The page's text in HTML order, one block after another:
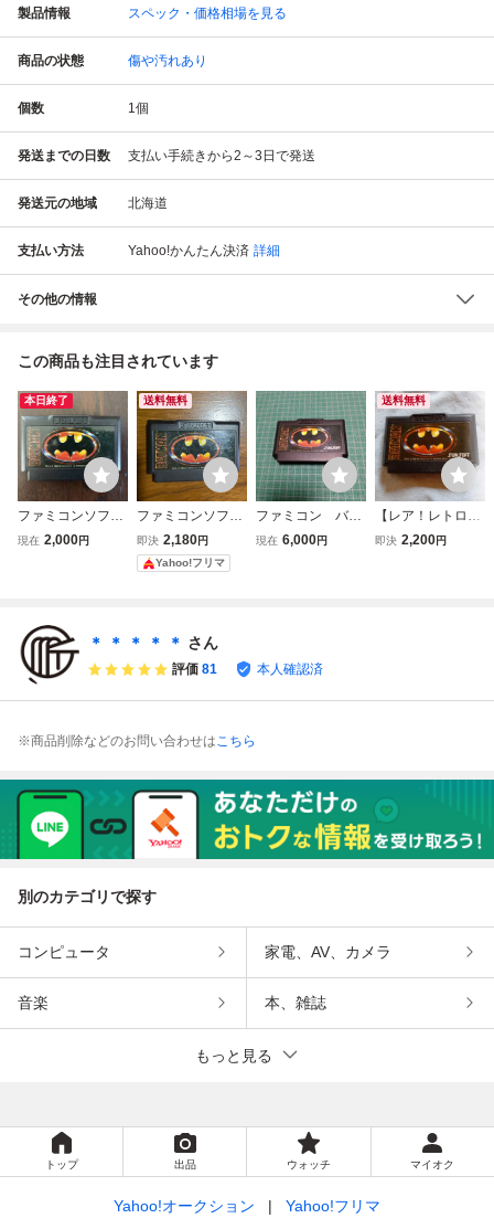
製品情報 スペック・価格相場を見る
商品の状態 傷や汚れあり
個数 1個
発送までの日数 支払い手続きから2～3日で発送
発送元の地域 北海道
支払い方法 Yahoo!かんたん決済 詳細
その他の情報
この商品も注目されています
本日終了
ファミコンソフト
☆バットマン
現在 2,000円
送料無料
ファミコンソフト
バットマン
即決 2,180円
Yahoo!フリマ
ファミコン バッ
トマン BATMAN
現在 6,000円
送料無料
【レア！レトロFC
ファミコンソフ
即決 2,200円
＊ ＊ ＊ ＊ ＊ さん
評価 81 本人確認済
※商品削除などのお問い合わせはこちら
別のカテゴリで探す
コンピュータ 家電、AV、カメラ
音楽 本、雑誌
もっと見る
トップ 出品 ウォッチ マイオク
Yahoo!オークション
Yahoo!フリマ